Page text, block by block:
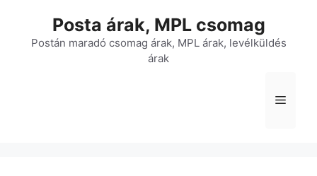
tartalomba
Posta árak, MPL csomag
Postán maradó csomag árak, MPL árak, levélküldés
árak
Menü